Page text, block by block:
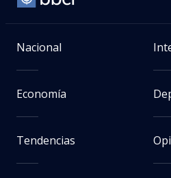
Nacional
Economía
Tendencias